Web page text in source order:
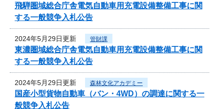
飛騨圏域総合庁舎電気自動車用充電設備整備工事に関
する一般競争入札公告
2024年5月29日更新 管財課
東濃圏域総合庁舎電気自動車用充電設備整備工事に関
する一般競争入札公告
2024年5月29日更新 森林文化アカデミー
国産小型貨物自動車（バン・4WD）の調達に関する一
般競争入札公告